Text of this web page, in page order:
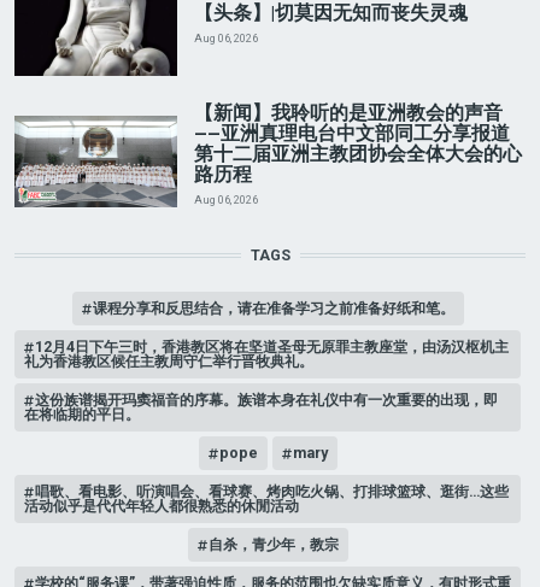
【头条】|切莫因无知而丧失灵魂
Aug 06, 2026
【新闻】我聆听的是亚洲教会的声音
——亚洲真理电台中文部同工分享报道
第十二届亚洲主教团协会全体大会的心
路历程
Aug 06, 2026
TAGS
课程分享和反思结合，请在准备学习之前准备好纸和笔。
12月4日下午三时，香港教区将在坚道圣母无原罪主教座堂，由汤汉枢机主
礼为香港教区候任主教周守仁举行晋牧典礼。
这份族谱揭开玛窦福音的序幕。族谱本身在礼仪中有一次重要的出现，即
在将临期的平日。
pope mary
唱歌、看电影、听演唱会、看球赛、烤肉吃火锅、打排球篮球、逛街…这些
活动似乎是代代年轻人都很熟悉的休閒活动
自杀，青少年，教宗
学校的“服务课”，带著强迫性质，服务的范围也欠缺实质意义，有时形式重